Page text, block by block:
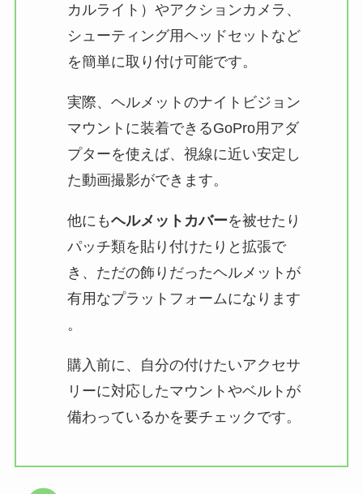
カルライト）やアクションカメラ、
シューティング用ヘッドセットなど
を簡単に取り付け可能です​。
実際、ヘルメットのナイトビジョン
マウントに装着できるGoPro用アダ
プターを使えば、視線に近い安定し
た動画撮影ができます​。
他にもヘルメットカバーを被せたり
パッチ類を貼り付けたりと拡張で
き、ただの飾りだったヘルメットが
有用なプラットフォームになります​
。
購入前に、自分の付けたいアクセサ
リーに対応したマウントやベルトが
備わっているかを要チェックです。